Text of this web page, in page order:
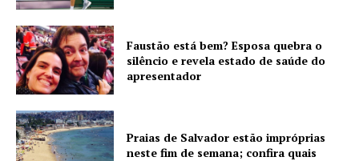
Faustão está bem? Esposa quebra o
silêncio e revela estado de saúde do
apresentador
Praias de Salvador estão impróprias
neste fim de semana; confira quais